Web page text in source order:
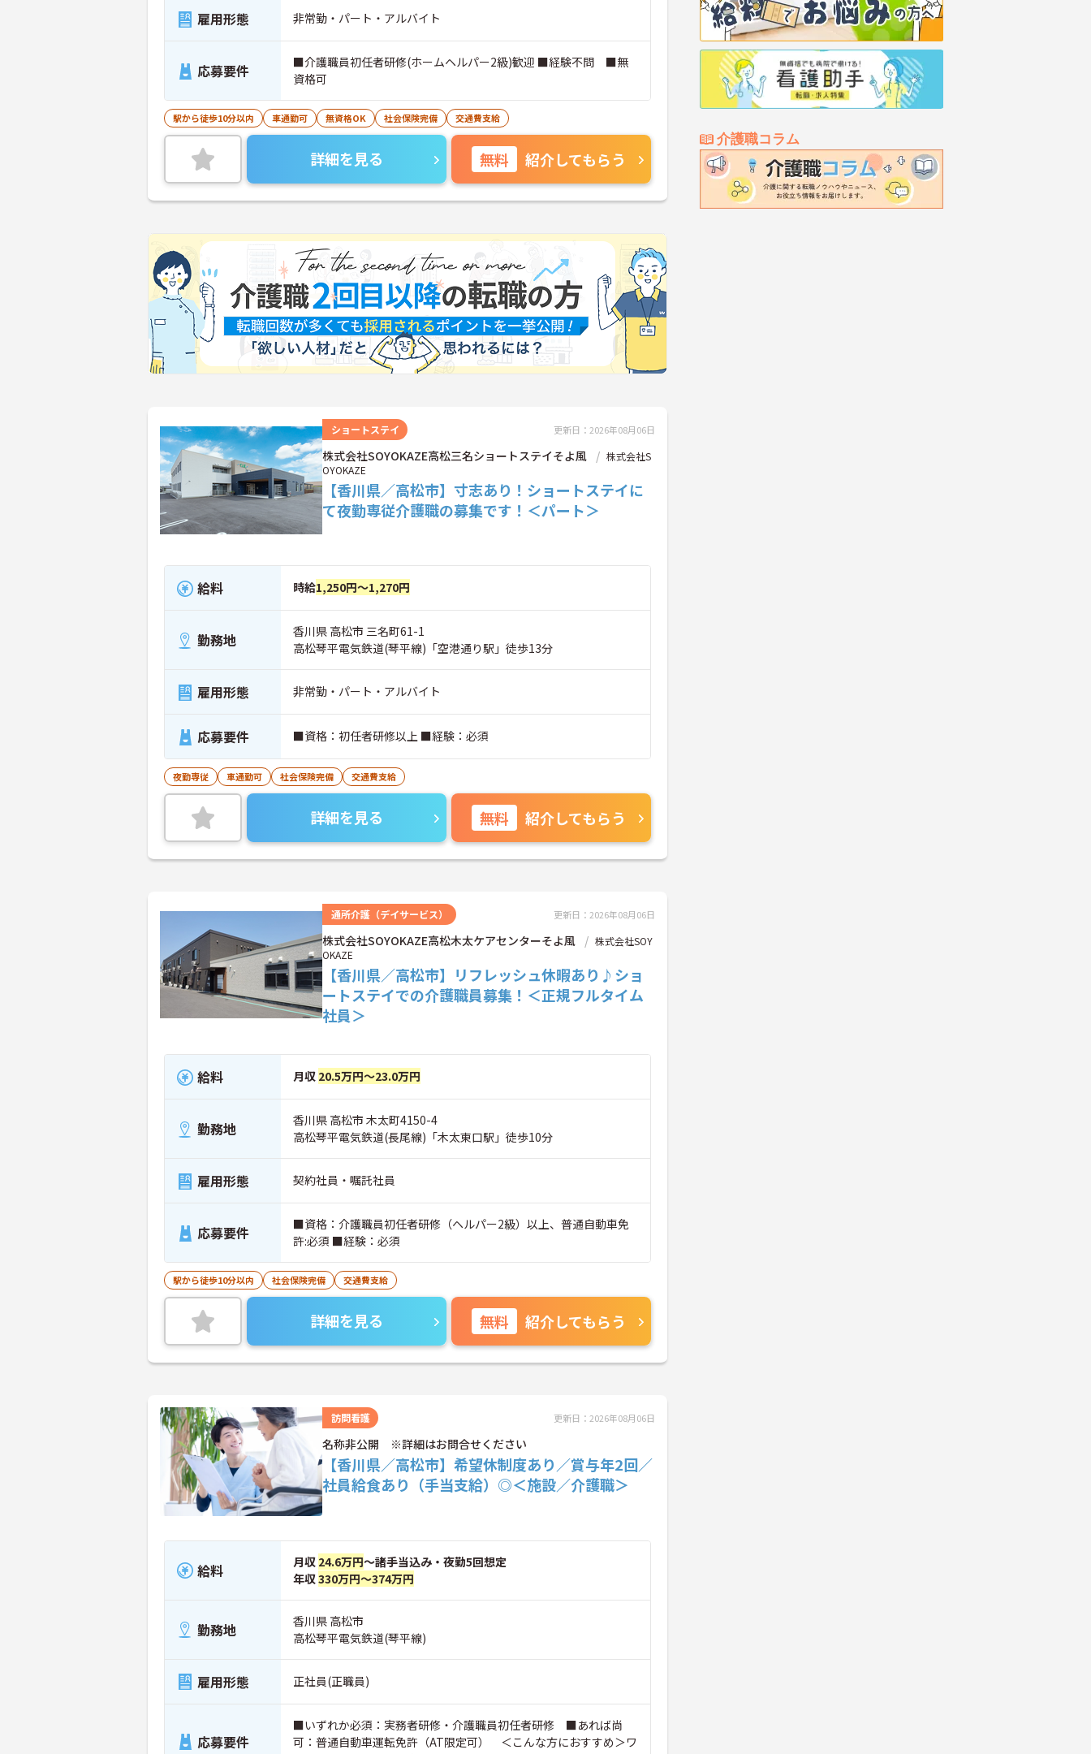
介護職コラム
雇用形態 非常勤・パート・アルバイト
応募要件
■介護職員初任者研修(ホームヘルパー2級)歓迎 ■経験不問 ■無
資格可
駅から徒歩10分以内 車通勤可 無資格OK 社会保険完備 交通費支給
詳細を見る 無料 紹介してもらう
ショートステイ 更新日：2026年08月06日
株式会社SOYOKAZE高松三名ショートステイそよ風
株式会社S
OYOKAZE
【香川県／高松市】寸志あり！ショートステイに
て夜勤専従介護職の募集です！＜パート＞
給料 時給1,250円～1,270円
勤務地
香川県 高松市 三名町61-1
高松琴平電気鉄道(琴平線)「空港通り駅」徒歩13分
雇用形態 非常勤・パート・アルバイト
応募要件 ■資格：初任者研修以上 ■経験：必須
夜勤専従 車通勤可 社会保険完備 交通費支給
詳細を見る 無料 紹介してもらう
通所介護（デイサービス） 更新日：2026年08月06日
株式会社SOYOKAZE高松木太ケアセンターそよ風
株式会社SOY
OKAZE
【香川県／高松市】リフレッシュ休暇あり♪ショ
ートステイでの介護職員募集！＜正規フルタイム
社員＞
給料 月収 20.5万円～23.0万円
勤務地
香川県 高松市 木太町4150-4
高松琴平電気鉄道(長尾線)「木太東口駅」徒歩10分
雇用形態 契約社員・嘱託社員
応募要件
■資格：介護職員初任者研修（ヘルパー2級）以上、普通自動車免
許:必須 ■経験：必須
駅から徒歩10分以内 社会保険完備 交通費支給
詳細を見る 無料 紹介してもらう
訪問看護 更新日：2026年08月06日
名称非公開 ※詳細はお問合せください
【香川県／高松市】希望休制度あり／賞与年2回／
社員給食あり（手当支給）◎＜施設／介護職＞
給料 月収 24.6万円～諸手当込み・夜勤5回想定
年収330万円～374万円
勤務地
香川県 高松市
高松琴平電気鉄道(琴平線)
雇用形態 正社員(正職員)
応募要件
■いずれか必須：実務者研修・介護職員初任者研修 ■あれば尚
可：普通自動車運転免許（AT限定可） ＜こんな方におすすめ＞ワ